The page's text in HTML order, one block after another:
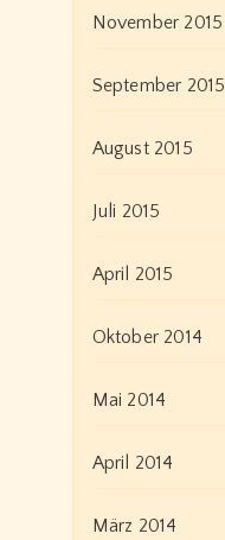
November 2015
September 2015
August 2015
Juli 2015
April 2015
Oktober 2014
Mai 2014
April 2014
März 2014